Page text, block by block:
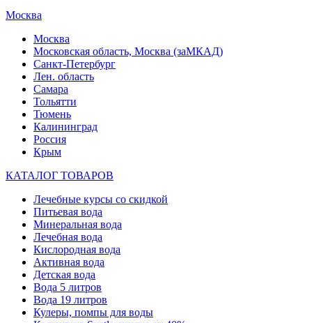
Москва
Москва
Московская область, Москва (заМКАД)
Санкт-Петербург
Лен. область
Самара
Тольятти
Тюмень
Калининград
Россия
Крым
КАТАЛОГ ТОВАРОВ
Лечебные курсы со скидкой
Питьевая вода
Минеральная вода
Лечебная вода
Кислородная вода
Активная вода
Детская вода
Вода 5 литров
Вода 19 литров
Кулеры, помпы для воды